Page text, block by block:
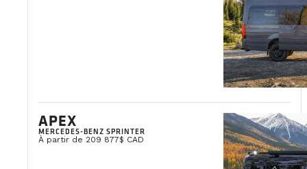
APEX
MERCEDES-BENZ SPRINTER
À partir de 209 877$ CAD